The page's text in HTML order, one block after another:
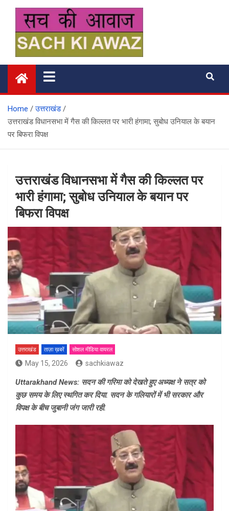
content
सच की आवाज
Home
उत्तराखंड
उत्तराखंड विधानसभा में गैस की किल्लत पर भारी हंगामा; सुबोध उनियाल के बयान
पर बिफरा विपक्ष
उत्तराखंड विधानसभा में गैस की किल्लत पर
भारी हंगामा; सुबोध उनियाल के बयान पर
बिफरा विपक्ष
उत्तराखंड ताज़ा ख़बरें सोशल मीडिया वायरल
May 15, 2026 sachkiawaz
Uttarakhand News: सदन की गरिमा को देखते हुए अध्यक्ष ने सत्र को
कुछ समय के लिए स्थगित कर दिया. सदन के गलियारों में भी सरकार और
विपक्ष के बीच जुबानी जंग जारी रही.